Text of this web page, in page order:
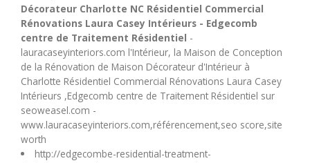
Décorateur Charlotte NC Résidentiel Commercial
Rénovations Laura Casey Intérieurs - Edgecomb
centre de Traitement Résidentiel -
lauracaseyinteriors.com l'Intérieur, la Maison de Conception
de la Rénovation de Maison Décorateur d'Intérieur à
Charlotte Résidentiel Commercial Rénovations Laura Casey
Intérieurs ,Edgecomb centre de Traitement Résidentiel sur
seoweasel.com -
www.lauracaseyinteriors.com,référencement,seo score,site
worth
http://edgecombe-residential-treatment-